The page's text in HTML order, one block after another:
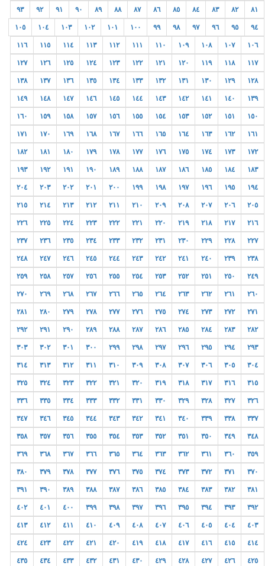
٨١ ٨٢ ٨٣ ٨٤ ٨٥ ٨٦ ٨٧ ٨٨ ٨٩ ٩٠ ٩١ ٩٢ ٩٣
٩٤ ٩٥ ٩٦ ٩٧ ٩٨ ٩٩ ١٠٠ ١٠١ ١٠٢ ١٠٣ ١٠٤ ١٠٥
١٠٦ ١٠٧ ١٠٨ ١٠٩ ١١٠ ١١١ ١١٢ ١١٣ ١١٤ ١١٥ ١١٦
١١٧ ١١٨ ١١٩ ١٢٠ ١٢١ ١٢٢ ١٢٣ ١٢٤ ١٢٥ ١٢٦ ١٢٧
١٢٨ ١٢٩ ١٣٠ ١٣١ ١٣٢ ١٣٣ ١٣٤ ١٣٥ ١٣٦ ١٣٧ ١٣٨
١٣٩ ١٤٠ ١٤١ ١٤٢ ١٤٣ ١٤٤ ١٤٥ ١٤٦ ١٤٧ ١٤٨ ١٤٩
١٥٠ ١٥١ ١٥٢ ١٥٣ ١٥٤ ١٥٥ ١٥٦ ١٥٧ ١٥٨ ١٥٩ ١٦٠
١٦١ ١٦٢ ١٦٣ ١٦٤ ١٦٥ ١٦٦ ١٦٧ ١٦٨ ١٦٩ ١٧٠ ١٧١
١٧٢ ١٧٣ ١٧٤ ١٧٥ ١٧٦ ١٧٧ ١٧٨ ١٧٩ ١٨٠ ١٨١ ١٨٢
١٨٣ ١٨٤ ١٨٥ ١٨٦ ١٨٧ ١٨٨ ١٨٩ ١٩٠ ١٩١ ١٩٢ ١٩٣
١٩٤ ١٩٥ ١٩٦ ١٩٧ ١٩٨ ١٩٩ ٢٠٠ ٢٠١ ٢٠٢ ٢٠٣ ٢٠٤
٢٠٥ ٢٠٦ ٢٠٧ ٢٠٨ ٢٠٩ ٢١٠ ٢١١ ٢١٢ ٢١٣ ٢١٤ ٢١٥
٢١٦ ٢١٧ ٢١٨ ٢١٩ ٢٢٠ ٢٢١ ٢٢٢ ٢٢٣ ٢٢٤ ٢٢٥ ٢٢٦
٢٢٧ ٢٢٨ ٢٢٩ ٢٣٠ ٢٣١ ٢٣٢ ٢٣٣ ٢٣٤ ٢٣٥ ٢٣٦ ٢٣٧
٢٣٨ ٢٣٩ ٢٤٠ ٢٤١ ٢٤٢ ٢٤٣ ٢٤٤ ٢٤٥ ٢٤٦ ٢٤٧ ٢٤٨
٢٤٩ ٢٥٠ ٢٥١ ٢٥٢ ٢٥٣ ٢٥٤ ٢٥٥ ٢٥٦ ٢٥٧ ٢٥٨ ٢٥٩
٢٦٠ ٢٦١ ٢٦٢ ٢٦٣ ٢٦٤ ٢٦٥ ٢٦٦ ٢٦٧ ٢٦٨ ٢٦٩ ٢٧٠
٢٧١ ٢٧٢ ٢٧٣ ٢٧٤ ٢٧٥ ٢٧٦ ٢٧٧ ٢٧٨ ٢٧٩ ٢٨٠ ٢٨١
٢٨٢ ٢٨٣ ٢٨٤ ٢٨٥ ٢٨٦ ٢٨٧ ٢٨٨ ٢٨٩ ٢٩٠ ٢٩١ ٢٩٢
٢٩٣ ٢٩٤ ٢٩٥ ٢٩٦ ٢٩٧ ٢٩٨ ٢٩٩ ٣٠٠ ٣٠١ ٣٠٢ ٣٠٣
٣٠٤ ٣٠٥ ٣٠٦ ٣٠٧ ٣٠٨ ٣٠٩ ٣١٠ ٣١١ ٣١٢ ٣١٣ ٣١٤
٣١٥ ٣١٦ ٣١٧ ٣١٨ ٣١٩ ٣٢٠ ٣٢١ ٣٢٢ ٣٢٣ ٣٢٤ ٣٢٥
٣٢٦ ٣٢٧ ٣٢٨ ٣٢٩ ٣٣٠ ٣٣١ ٣٣٢ ٣٣٣ ٣٣٤ ٣٣٥ ٣٣٦
٣٣٧ ٣٣٨ ٣٣٩ ٣٤٠ ٣٤١ ٣٤٢ ٣٤٣ ٣٤٤ ٣٤٥ ٣٤٦ ٣٤٧
٣٤٨ ٣٤٩ ٣٥٠ ٣٥١ ٣٥٢ ٣٥٣ ٣٥٤ ٣٥٥ ٣٥٦ ٣٥٧ ٣٥٨
٣٥٩ ٣٦٠ ٣٦١ ٣٦٢ ٣٦٣ ٣٦٤ ٣٦٥ ٣٦٦ ٣٦٧ ٣٦٨ ٣٦٩
٣٧٠ ٣٧١ ٣٧٢ ٣٧٣ ٣٧٤ ٣٧٥ ٣٧٦ ٣٧٧ ٣٧٨ ٣٧٩ ٣٨٠
٣٨١ ٣٨٢ ٣٨٣ ٣٨٤ ٣٨٥ ٣٨٦ ٣٨٧ ٣٨٨ ٣٨٩ ٣٩٠ ٣٩١
٣٩٢ ٣٩٣ ٣٩٤ ٣٩٥ ٣٩٦ ٣٩٧ ٣٩٨ ٣٩٩ ٤٠٠ ٤٠١ ٤٠٢
٤٠٣ ٤٠٤ ٤٠٥ ٤٠٦ ٤٠٧ ٤٠٨ ٤٠٩ ٤١٠ ٤١١ ٤١٢ ٤١٣
٤١٤ ٤١٥ ٤١٦ ٤١٧ ٤١٨ ٤١٩ ٤٢٠ ٤٢١ ٤٢٢ ٤٢٣ ٤٢٤
٤٢٥ ٤٢٦ ٤٢٧ ٤٢٨ ٤٢٩ ٤٣٠ ٤٣١ ٤٣٢ ٤٣٣ ٤٣٤ ٤٣٥